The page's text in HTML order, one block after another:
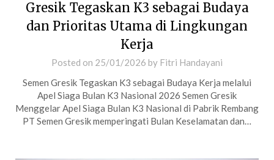
Gresik Tegaskan K3 sebagai Budaya
dan Prioritas Utama di Lingkungan
Kerja
Posted on 25/01/2026 by Fitri Handayani
Semen Gresik Tegaskan K3 sebagai Budaya Kerja melalui
Apel Siaga Bulan K3 Nasional 2026 Semen Gresik
Menggelar Apel Siaga Bulan K3 Nasional di Pabrik Rembang
PT Semen Gresik memperingati Bulan Keselamatan dan…